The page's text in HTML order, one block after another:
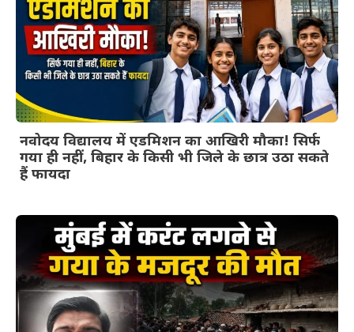
नवोदय विद्यालय में एडमिशन का आखिरी मौका! सिर्फ
गया ही नहीं, बिहार के किसी भी जिले के छात्र उठा सकते
हैं फायदा